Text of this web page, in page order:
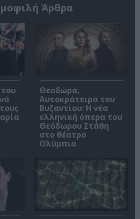
Άρθρα
Θεοδώρα,
Αυτοκράτειρα του
Βυζαντίου: Η νέα
ελληνική όπερα του
Θεόδωρου Στάθη
στο θέατρο
Ολύμπια